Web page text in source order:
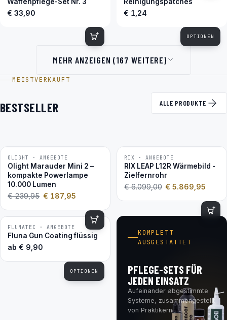
€ 33,90 € 1,24
OPTIONEN
MEHR ANZEIGEN (167 WEITERE)
MEISTVERKAUFT
BESTSELLER ALLE PRODUKTE
−22 %
OLIGHT · ANGEBOTE
Olight Marauder Mini 2 –
kompakte Powerlampe
10.000 Lumen
€239,95 € 187,95
−4 %
RIX · ANGEBOTE
RIX LEAP L12R Wärmebild -
Zielfernrohr
€6.099,00 € 5.869,95
BESTSELLER
FLUNATEC · ANGEBOTE
Fluna Gun Coating flüssig
ab € 9,90
OPTIONEN
KOMPLETT
AUSGESTATTET
PFLEGE-SETS FÜR
JEDEN EINSATZ
Aufeinander abgestimmte
Systeme, zusammengestellt
von Praktikern.